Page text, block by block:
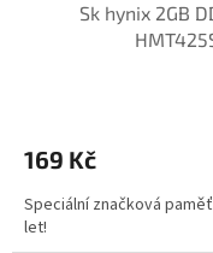
Sk hynix 2GB
169 Kč
Speciální značková
let!